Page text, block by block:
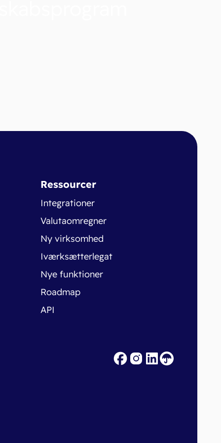
Ressourcer
Integrationer
Valutaomregner
Ny virksomhed
Iværksætterlegat
Nye funktioner
Roadmap
API